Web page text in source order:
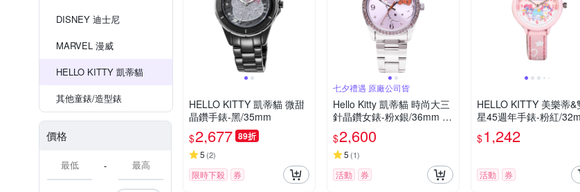
DISNEY 迪士尼
MARVEL 漫威
HELLO KITTY 凱蒂貓
其他童錶/造型錶
價格
-
HELLO KITTY 凱蒂貓 微甜
晶鑽手錶-黑/35mm
$2,677 89折
5 (2)
限時下殺 券
七夕禮遇 原廠公司貨
Hello Kitty 凱蒂貓 時尚大三
針晶鑽女錶-粉x銀/36mm L
K691LWPA-S 七夕寵愛季
送禮推薦
$2,600
5 (1)
活動 券
HELLO KITTY 美樂蒂&
星45週年手錶-粉紅/
$1,242
活動 券